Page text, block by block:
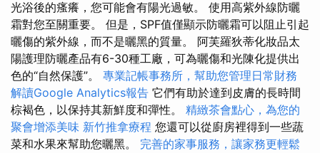
光浴後的瘙癢，您可能會有陽光過敏。 使用高紫外線防曬
霜對您至關重要。 但是，SPF值僅顯示防曬霜可以阻止引起
曬傷的紫外線，而不是曬黑的質量。 阿芙羅狄蒂化妝品太
陽護理防曬產品有6-30種工廠，可為曬傷和光陳化提供出
色的“自然保護”。 專業記帳事務所，幫助您管理日常財務
解讀Google Analytics報告 它們有助於達到皮膚的長時間
棕褐色，以保持其新鮮度和彈性。 精緻茶會點心，為您的
聚會增添美味 新竹推拿療程 您還可以從廚房裡得到一些蔬
菜和水果來幫助您曬黑。 完善的家事服務，讓家務更輕鬆